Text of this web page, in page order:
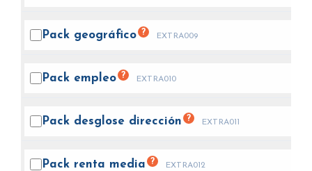
Pack geográfico ? EXTRA009
Pack empleo ? EXTRA010
Pack desglose dirección ? EXTRA011
Pack renta media ? EXTRA012